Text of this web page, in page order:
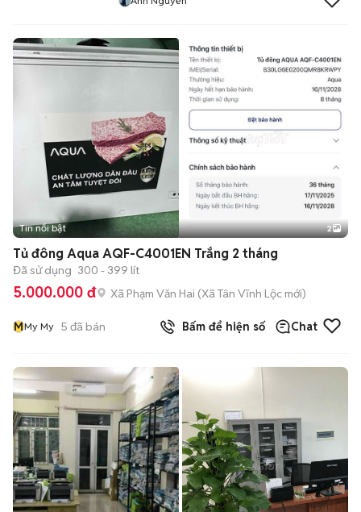
Tin nổi bật 2
Tủ đông Aqua AQF-C4001EN Trắng 2 tháng
Đã sử dụng 300 - 399 lít
5.000.000 đ Xã Phạm Văn Hai (Xã Tân Vĩnh Lộc mới)
MMy My 5 đã bán Bấm để hiện số Chat